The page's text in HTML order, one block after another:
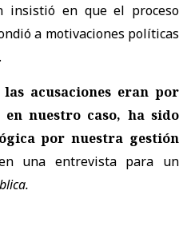
insistió en que el proceso
a motivaciones políticas
acusaciones eran por
nuestro caso, ha sido
por nuestra gestión
una entrevista para un